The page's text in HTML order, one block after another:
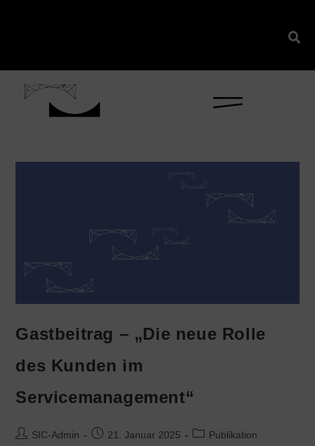
Gastbeitrag – „Die neue Rolle
des Kunden im
Servicemanagement“
SIC-Admin 21. Januar 2025 Publikation